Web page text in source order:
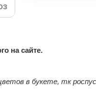
на сайте.
в букете, тк